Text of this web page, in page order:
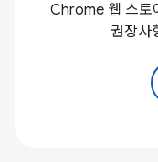
Chrome 웹 스토
권장사